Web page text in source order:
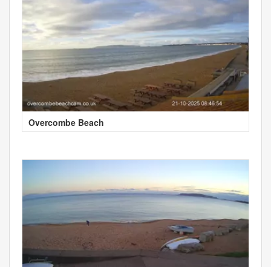
Overcombe Beach